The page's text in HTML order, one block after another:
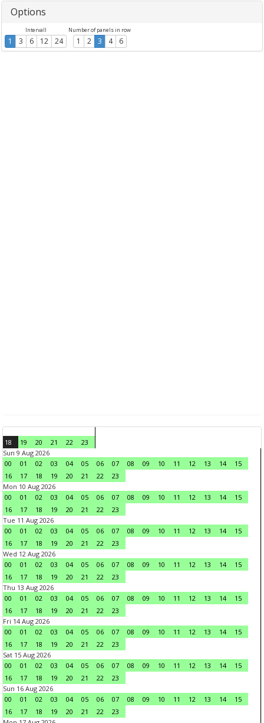
Options
Intervall
1 3 6 12 24
Number of panels in row
1 2 3 4 6
18 19 20 21 22
23
Sun 9 Aug 2026
00
01 02 03 04 05 06 07 08 09 10 11 12 13 14
15
16
17 18 19 20 21 22
23
Mon 10 Aug 2026
00
01 02 03 04 05 06 07 08 09 10 11 12 13 14
15
16
17 18 19 20 21 22
23
Tue 11 Aug 2026
00
01 02 03 04 05 06 07 08 09 10 11 12 13 14
15
16
17 18 19 20 21 22
23
Wed 12 Aug 2026
00
01 02 03 04 05 06 07 08 09 10 11 12 13 14
15
16
17 18 19 20 21 22
23
Thu 13 Aug 2026
00
01 02 03 04 05 06 07 08 09 10 11 12 13 14
15
16
17 18 19 20 21 22
23
Fri 14 Aug 2026
00
01 02 03 04 05 06 07 08 09 10 11 12 13 14
15
16
17 18 19 20 21 22
23
Sat 15 Aug 2026
00
01 02 03 04 05 06 07 08 09 10 11 12 13 14
15
16
17 18 19 20 21 22
23
Sun 16 Aug 2026
00
01 02 03 04 05 06 07 08 09 10 11 12 13 14
15
16
17 18 19 20 21 22
23